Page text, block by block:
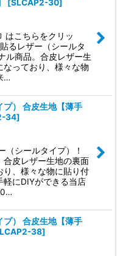
[SLCAP2-30]
こちらをクリッ
るレザー（シールタ
ル商品。合皮レザー生
っており、様々な物
…
プ） 合皮生地【薄手
34]
（シールタイプ）！
合皮レザー生地の裏面
り、様々な物に貼り付
軽にDIYができる当店
0…
プ） 合皮生地【薄手
38]